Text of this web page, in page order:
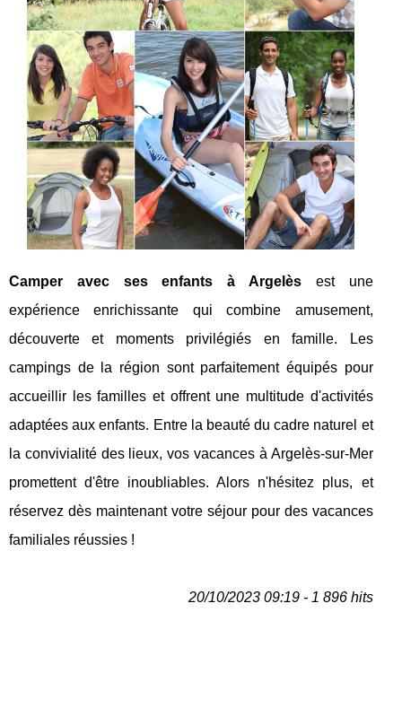
Camper avec ses enfants à Argelès est une
expérience enrichissante qui combine amusement,
découverte et moments privilégiés en famille. Les
campings de la région sont parfaitement équipés pour
accueillir les familles et offrent une multitude d'activités
adaptées aux enfants. Entre la beauté du cadre naturel et
la convivialité des lieux, vos vacances à Argelès-sur-Mer
promettent d'être inoubliables. Alors n'hésitez plus, et
réservez dès maintenant votre séjour pour des vacances
familiales réussies !
20/10/2023 09:19 - 1 896 hits